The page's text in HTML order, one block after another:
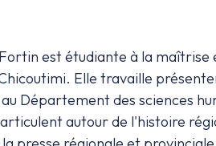
est étudiante à la maîtrise
Elle travaille
Département des sciences
autour de l'histoire